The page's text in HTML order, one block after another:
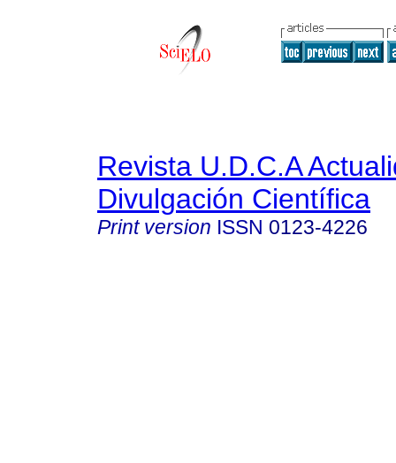
Revista U.D.C.A
Divulgación Científica
Print version ISSN 0123-4226